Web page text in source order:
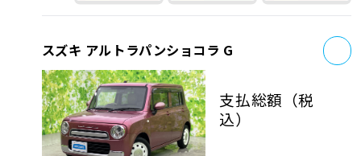
スズキ アルトラパンショコラ G
支払総額 （税
込）